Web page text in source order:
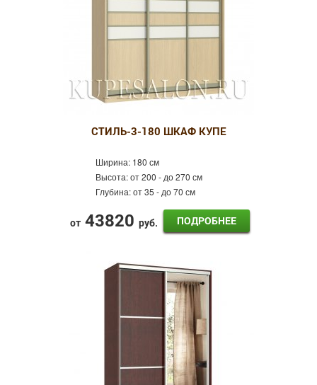
СТИЛЬ-3-180 ШКАФ КУПЕ
Ширина: 180 см
Высота:от 200 - до 270 см
Глубина:от 35 - до 70 см
от 43820 руб. ПОДРОБНЕЕ